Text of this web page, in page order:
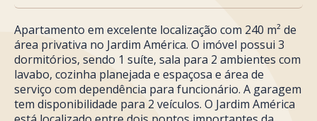
Apartamento em excelente localização com 240 m² de
área privativa no Jardim América. O imóvel possui 3
dormitórios, sendo 1 suíte, sala para 2 ambientes com
lavabo, cozinha planejada e espaçosa e área de
serviço com dependência para funcionário. A garagem
tem disponibilidade para 2 veículos. O Jardim América